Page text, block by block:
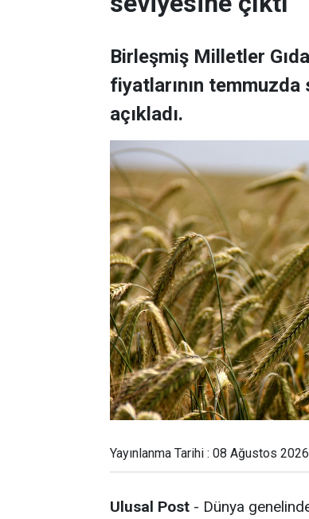
Birleşmiş Milletler
fiyatlarının temmuzda
açıkladı.
Yayınlanma Tarihi : 08 Ağustos
Ulusal Post - Dünya